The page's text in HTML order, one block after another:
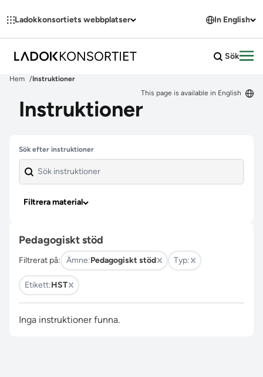
Ladokkonsortiets webbplatser In English
Sök
Hem
Instruktioner
This page is available in English
Instruktioner
Hoppa över filter
Sök efter instruktioner
Filtrera material
Pedagogiskt stöd
Filtrerat på: Ämne:Pedagogiskt stöd Typ:
Etikett:HST
Inga instruktioner funna.